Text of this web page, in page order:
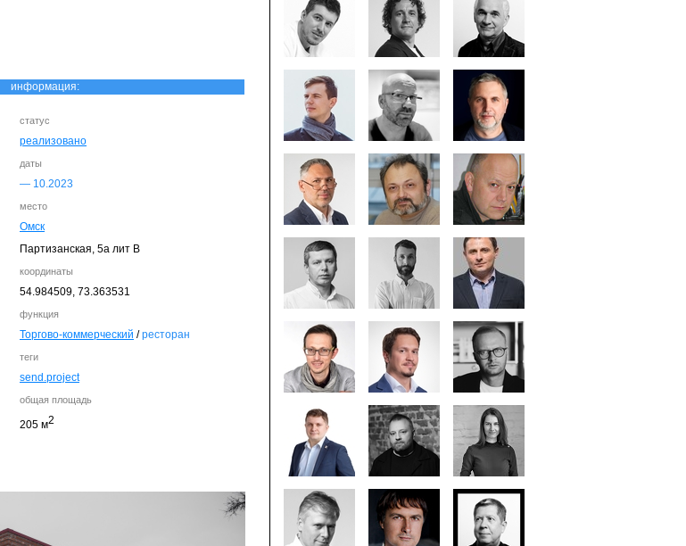
информация:
статус
реализовано
даты
— 10.2023
место
Омск
Партизанская, 5а лит B
координаты
54.984509, 73.363531
функция
Торгово-коммерческий /ресторан
теги
send.project
общая площадь
205 м2